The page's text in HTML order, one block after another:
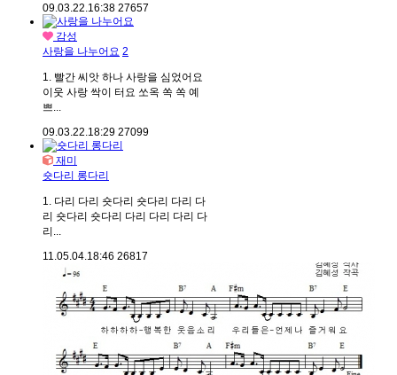
09.03.22.16:38 27657
감성
사랑을 나누어요 2
1. 빨간 씨앗 하나 사랑을 심었어요
이웃 사랑 싹이 터요 쏘옥 쏙 쏙 예
쁘...
09.03.22.18:29 27099
재미
숏다리 롱다리
1. 다리 다리 숏다리 숏다리 다리 다
리 숏다리 숏다리 다리 다리 다리 다
리...
11.05.04.18:46 26817